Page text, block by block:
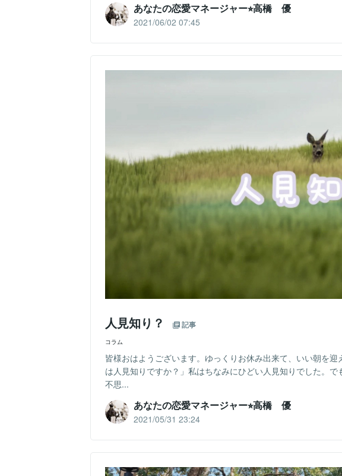
あなたの恋愛マネージャー⭐︎高橋 優
2021/06/02 07:45
人見知り？ 記事
コラム
皆様おはようございます。ゆっくりお休み出来て、いい朝を
は人見知りですか？」私はちなみにひどい人見知りでした。
不思...
あなたの恋愛マネージャー⭐︎高橋 優
2021/05/31 23:24